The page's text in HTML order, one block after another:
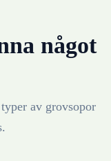
något
av grovsopor
.